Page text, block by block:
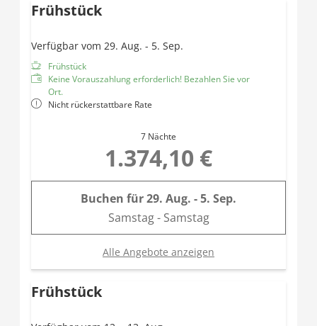
Frühstück
Verfügbar vom 29. Aug. - 5. Sep.
Frühstück
Keine Vorauszahlung erforderlich! Bezahlen Sie vor
Ort.
Nicht rückerstattbare Rate
7 Nächte
1.374,10 €
Buchen für29. Aug. - 5. Sep.
Samstag - Samstag
Alle Angebote anzeigen
Frühstück